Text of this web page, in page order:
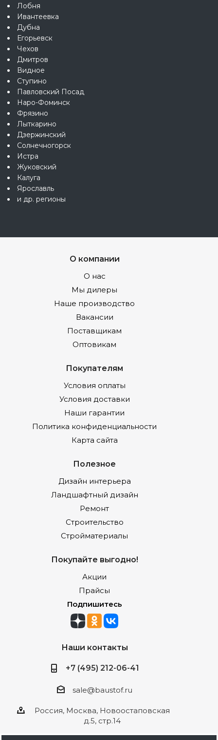
Лобня
Ивантеевка
Дубна
Егорьевск
Чехов
Дмитров
Видное
Ступино
Павловский Посад
Наро-Фоминск
Фрязино
Лыткарино
Дзержинский
Солнечногорск
Истра
Жуковский
Калуга
Ярославль
и др. регионы
О компании
О нас
Мы дилеры
Наше производство
Вакансии
Поставщикам
Оптовикам
Покупателям
Условия оплаты
Условия доставки
Наши гарантии
Политика конфиденциальности
Карта сайта
Полезное
Дизайн интерьера
Ландшафтный дизайн
Ремонт
Строительство
Стройматериалы
Покупайте выгодно!
Акции
Прайсы
Подпишитесь
Наши контакты
+7 (495) 212-06-41
sale@baustof.ru
Россия, Москва, Новоостаповская
д.5, стр.14